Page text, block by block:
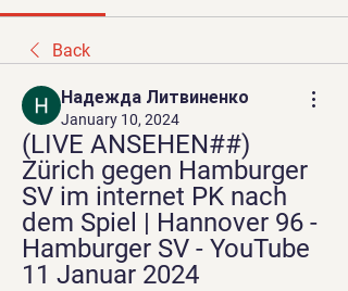
Back
Надежда Литвиненко
January 10, 2024
(LIVE ANSEHEN##)
Zürich gegen Hamburger
SV im internet PK nach
dem Spiel | Hannover 96 -
Hamburger SV - YouTube
11 Januar 2024